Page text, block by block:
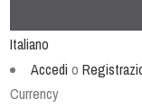
Italiano
Accedi o
Currency